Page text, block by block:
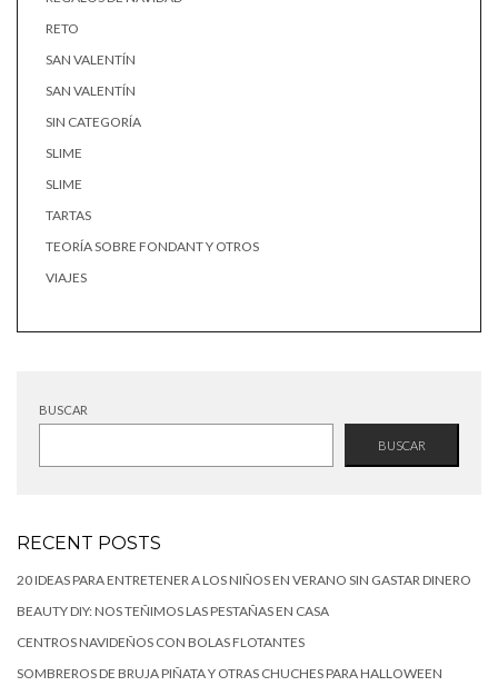
RETO
SAN VALENTÍN
SAN VALENTÍN
SIN CATEGORÍA
SLIME
SLIME
TARTAS
TEORÍA SOBRE FONDANT Y OTROS
VIAJES
BUSCAR
BUSCAR
RECENT POSTS
20 IDEAS PARA ENTRETENER A LOS NIÑOS EN VERANO SIN GASTAR DINERO
BEAUTY DIY: NOS TEÑIMOS LAS PESTAÑAS EN CASA
CENTROS NAVIDEÑOS CON BOLAS FLOTANTES
SOMBREROS DE BRUJA PIÑATA Y OTRAS CHUCHES PARA HALLOWEEN